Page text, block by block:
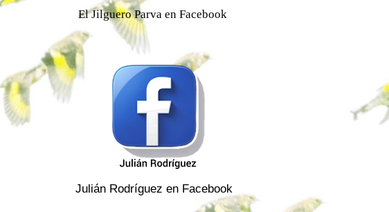
El Jilguero Parva en Facebook
Julián Rodríguez en Facebook